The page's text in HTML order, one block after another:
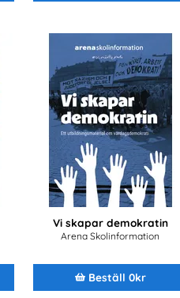
Vi skapar demokratin
Arena Skolinformation
Beställ 0kr